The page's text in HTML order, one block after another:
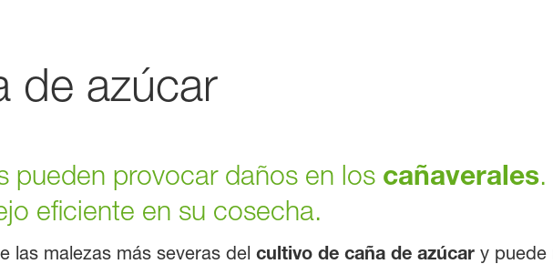
de azúcar
pueden provocar daños en los cañaverales.
eficiente en su cosecha.
las malezas más severas del cultivo de caña de azúcar y puede